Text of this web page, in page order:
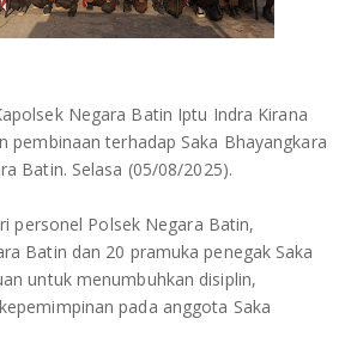
Negara Batin Iptu Indra Kirana
pembinaan terhadap Saka Bhayangkara
Batin. Selasa (05/08/2025).
personel Polsek Negara Batin,
Batin dan 20 pramuka penegak Saka
untuk menumbuhkan disiplin,
pada anggota Saka